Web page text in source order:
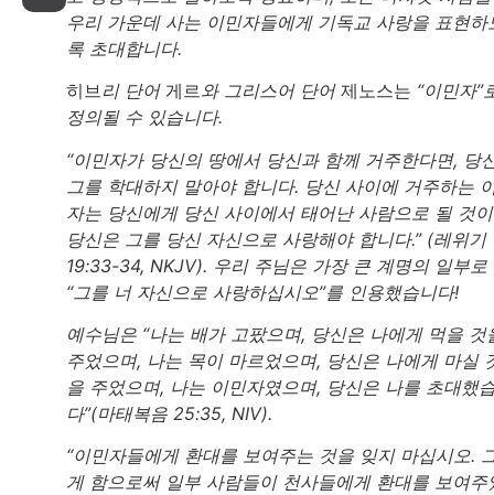
우리 가운데 사는 이민자들에게 기독교 사랑을 표현하
록 초대합니다.
히브리 단어게르와 그리스어 단어제노스는 “이민자”
정의될 수 있습니다.
“이민자가 당신의 땅에서 당신과 함께 거주한다면, 당
그를 학대하지 말아야 합니다. 당신 사이에 거주하는
자는 당신에게 당신 사이에서 태어난 사람으로 될 것
당신은 그를 당신 자신으로 사랑해야 합니다.” (레위기
19:33-34, NKJV). 우리 주님은 가장 큰 계명의 일부로
“그를 너 자신으로 사랑하십시오”를 인용했습니다!
예수님은 “나는 배가 고팠으며, 당신은 나에게 먹을 것
주었으며, 나는 목이 마르었으며, 당신은 나에게 마실
을 주었으며, 나는 이민자였으며, 당신은 나를 초대했
다”(마태복음 25:35, NIV).
“이민자들에게 환대를 보여주는 것을 잊지 마십시오.
게 함으로써 일부 사람들이 천사들에게 환대를 보여주